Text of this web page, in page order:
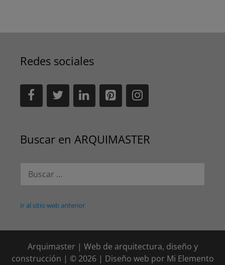
Redes sociales
Buscar en ARQUIMASTER
Ir al sitio web anterior
Arquimaster | Web de arquitectura, diseño y
construcción | © 2026 | Diseño web por Mi Elemento